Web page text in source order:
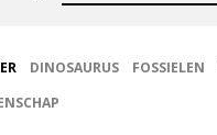
DINOSAURUS FOSSIELEN